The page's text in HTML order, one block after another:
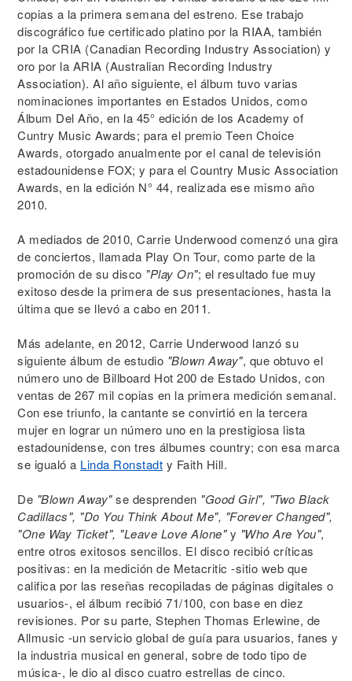
copias a la primera semana del estreno. Ese trabajo
discográfico fue certificado platino por la RIAA, también
por la CRIA (Canadian Recording Industry Association) y
oro por la ARIA (Australian Recording Industry
Association). Al año siguiente, el álbum tuvo varias
nominaciones importantes en Estados Unidos, como
Álbum Del Año, en la 45° edición de los Academy of
Cuntry Music Awards; para el premio Teen Choice
Awards, otorgado anualmente por el canal de televisión
estadounidense FOX; y para el Country Music Association
Awards, en la edición N° 44, realizada ese mismo año
2010.
A mediados de 2010, Carrie Underwood comenzó una gira
de conciertos, llamada Play On Tour, como parte de la
promoción de su disco "Play On"; el resultado fue muy
exitoso desde la primera de sus presentaciones, hasta la
última que se llevó a cabo en 2011.
Más adelante, en 2012, Carrie Underwood lanzó su
siguiente álbum de estudio "Blown Away", que obtuvo el
número uno de Billboard Hot 200 de Estado Unidos, con
ventas de 267 mil copias en la primera medición semanal.
Con ese triunfo, la cantante se convirtió en la tercera
mujer en lograr un número uno en la prestigiosa lista
estadounidense, con tres álbumes country; con esa marca
se igualó a Linda Ronstadt y Faith Hill.
De "Blown Away"se desprenden "Good Girl", "Two Black
Cadillacs", "Do You Think About Me", "Forever Changed",
"One Way Ticket", "Leave Love Alone"y "Who Are You",
entre otros exitosos sencillos. El disco recibió críticas
positivas: en la medición de Metacritic -sitio web que
califica por las reseñas recopiladas de páginas digitales o
usuarios-, el álbum recibió 71/100, con base en diez
revisiones. Por su parte, Stephen Thomas Erlewine, de
Allmusic -un servicio global de guía para usuarios, fanes y
la industria musical en general, sobre de todo tipo de
música-, le dio al disco cuatro estrellas de cinco.